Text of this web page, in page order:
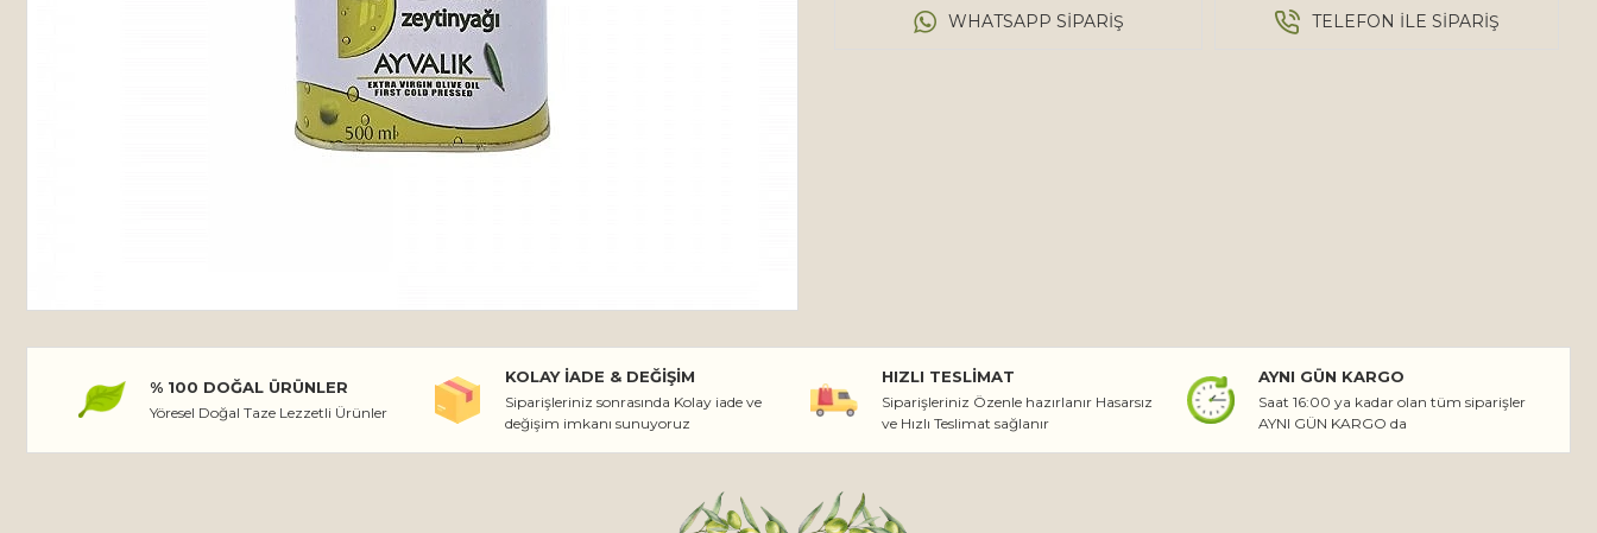
WHATSAPP SIPARIŞ TELEFON ILE SIPARIŞ
% 100 DOĞAL ÜRÜNLER
Yöresel Doğal Taze Lezzetli Ürünler
KOLAY İADE & DEĞIŞIM
Siparişleriniz sonrasında Kolay iade ve
değişim imkanı sunuyoruz
HIZLI TESLIMAT
Siparişleriniz Özenle hazırlanır Hasarsız
ve Hızlı Teslimat sağlanır
AYNI GÜN KARGO
Saat 16:00 ya kadar olan tüm siparişler
AYNI GÜN KARGO da